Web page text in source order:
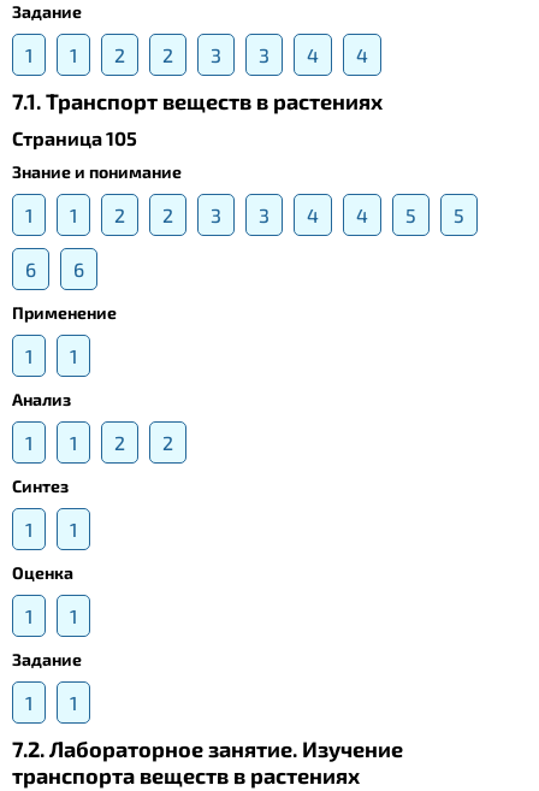
Задание
1 1 2 2 3 3 4 4
7.1. Транспорт веществ в растениях
Страница 105
Знание и понимание
1 1 2 2 3 3 4 4 5 5
6 6
Применение
1 1
Анализ
1 1 2 2
Синтез
1 1
Оценка
1 1
Задание
1 1
7.2. Лабораторное занятие. Изучение
транспорта веществ в растениях